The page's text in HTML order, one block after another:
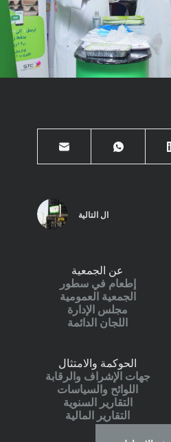
ال التالية
عن الجمعية
إطعام في سطور
الجمعية العمومية
مجلس الإدارة
اللجان الدائمة
الحوكمة والامتثال
جهات الإشراف والرقابة
اللوائح والسياسات
التقارير السنوية
التقارير المالية